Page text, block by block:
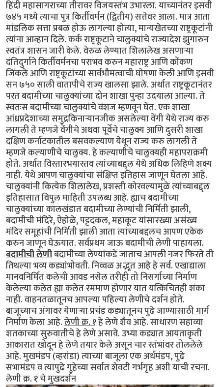
हिंदी महासागराच्या तीरावर विजयस्तंभ उभारला. याच्यानंतर इसवी
७४५ मध्ये त्याचा पुत्र किर्तीवर्मन (द्वितीय) सत्तेवर आला. मात्र आता
मांडलिक सत्ता प्रबळ होऊ लागल्या होत्या, मान्यखेतच्या राष्ट्रकूटांनी
त्यांना आव्हान दिले. कर्क राष्ट्रकूटाने चालुक्यांचे राज्यादेश झुगारुन
स्वतंत्र शासन जारी केले. वेरुळ लेण्यात शिलालेख असणार्‍या
दंतिदुर्गाने किर्तीवर्मनचा पराभव करुन महाराष्ट्र आणि कोंकण
जिंकले आणि राष्ट्रकूटांच्या सार्वभौमत्वाची घोषणा केली आणि इसवी
सन ७५० साली वातापीचे राज्य खालसा झाले. अर्थात राष्ट्रकूटानंतर
परत बदामीच्या चालुक्यांच्या दोन शाखा पुन्हा उदयाला आल्या. ते
स्वतःस बदामीच्या चालुक्यांचे वंशज म्हणवून घेत. एक शाखा
आंध्रप्रदेशाच्या समुद्रकिनार्‍यानजीक असलेल्या वेंगी येथे राज्य करु
लागली ते म्हणजे वेंगीचे अथवा पूर्वेचे चालुक्य आणि दुसरी शाखा
दक्षिण कर्नाटकातील बसवकल्याण येथून राज्य करु लागली ते
म्हणजे कल्याणीचे चालुक्य. हे कल्याणीचे चालुक्यही महापराक्रमी
होते. अर्थात विस्तारभयास्तव त्यांच्याबद्द्ल येथे अधिक लिहिणे शक्य
नाही. येथे आपण चालुक्यांचा संक्षिप्त इतिहास जाणून घेतला आहे.
चालुक्यांनी कित्येक शिलालेख, प्रशस्ती कोरवल्यामुळे त्यांच्याबद्द्ल
इतिहासात विपुल माहिती उपलब्ध आहे. ह्याच बदामीच्या
चालुक्यांच्या कालखंडात बदामीच्या लेण्यांची निर्मिती झाली,
बदामीची मंदिरे, ऐहोळे, पट्टदकल, महाकूट यांसारख्या असंख्य
मंदिर समूहांची निर्मिती झाली आता त्यांच्याबद्दलच आपण एकेक
करुन जाणून घेऊयात. सर्वप्रथम जाऊ बदामीची लेणी पाहायला.
बदामीची लेणीबदामीच्या लेण्यांकडे जाताच आपली नजर फिरते ती
तिथल्या भव्य कड्यांभोवती. निव्वळ अद्भूत आहे हे सर्व. एखाद्याला
मानवनिर्मित कलेची आवड नसेल तरीही तो निसर्गाच्या निर्माण
केलेल्या कलेत ह्या कलेत रममाण होणार यात यत्किंचितही शंका
नाही. वाहनतळातूनच आपल्या पहिल्या लेणीचे दर्शन होते.
बाजूच्याच अंगावर येणार्‍या प्रचंड कड्यातूनच पुढे जाण्यासाठी मार्ग
निर्माण केला आहे.लेणी क्र. १हे लेणे शैव आहे. साधारण सहाव्या
शतकाच्या सुरुवातीचे हे लेणे असावे. उभ्या कड्यात आयताकृती
आकारात खोदून हे लेणे तयार केले असून चार स्तंभांवर तोललेले
आहे. मुखमंडप (व्हरांडा) त्याच्या बाजूला एक अर्धमंडप, पुढे
सभामंडप व त्यापुढे गुहेच्या सर्वात शेवटी गर्भगृह अशी याची रचना.
लेणी क्र. १ चे मुखदर्शन